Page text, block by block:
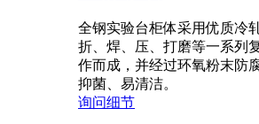
全钢实验台柜体采用优质冷
折、焊、压、打磨等一系列
作而成，并经过环氧粉末防
抑菌、易清洁。
询问细节